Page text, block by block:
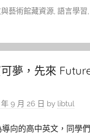
藝術館藏資源, 語言學習,
夢，先來
9 月 26 日 by libtul
向的高中英文，同學